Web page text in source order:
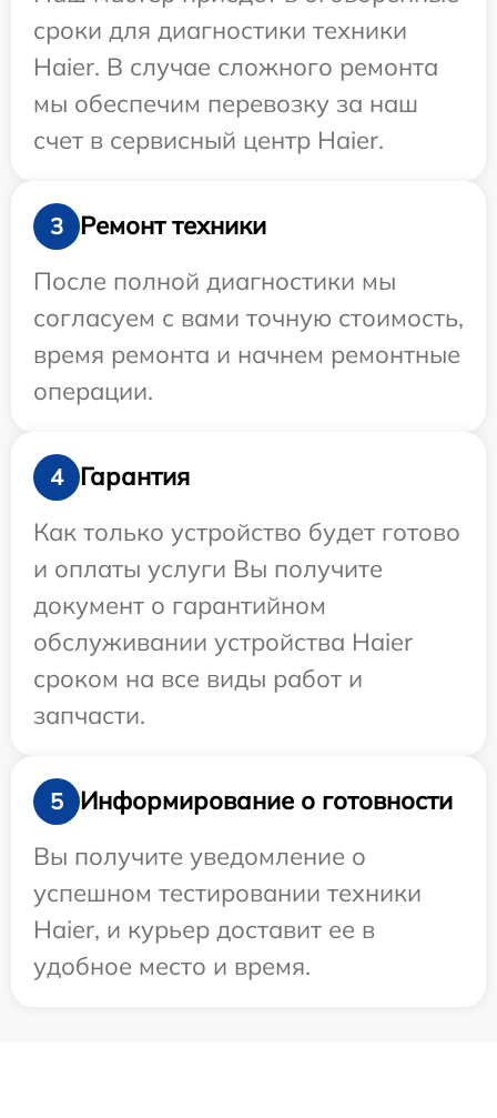
сроки для диагностики техники
Haier. В случае сложного ремонта
мы обеспечим перевозку за наш
счет в сервисный центр Haier.
3
Ремонт техники
После полной диагностики мы
согласуем с вами точную стоимость,
время ремонта и начнем ремонтные
операции.
4
Гарантия
Как только устройство будет готово
и оплаты услуги Вы получите
документ о гарантийном
обслуживании устройства Haier
сроком на все виды работ и
запчасти.
5
Информирование о готовности
Вы получите уведомление о
успешном тестировании техники
Haier, и курьер доставит ее в
удобное место и время.